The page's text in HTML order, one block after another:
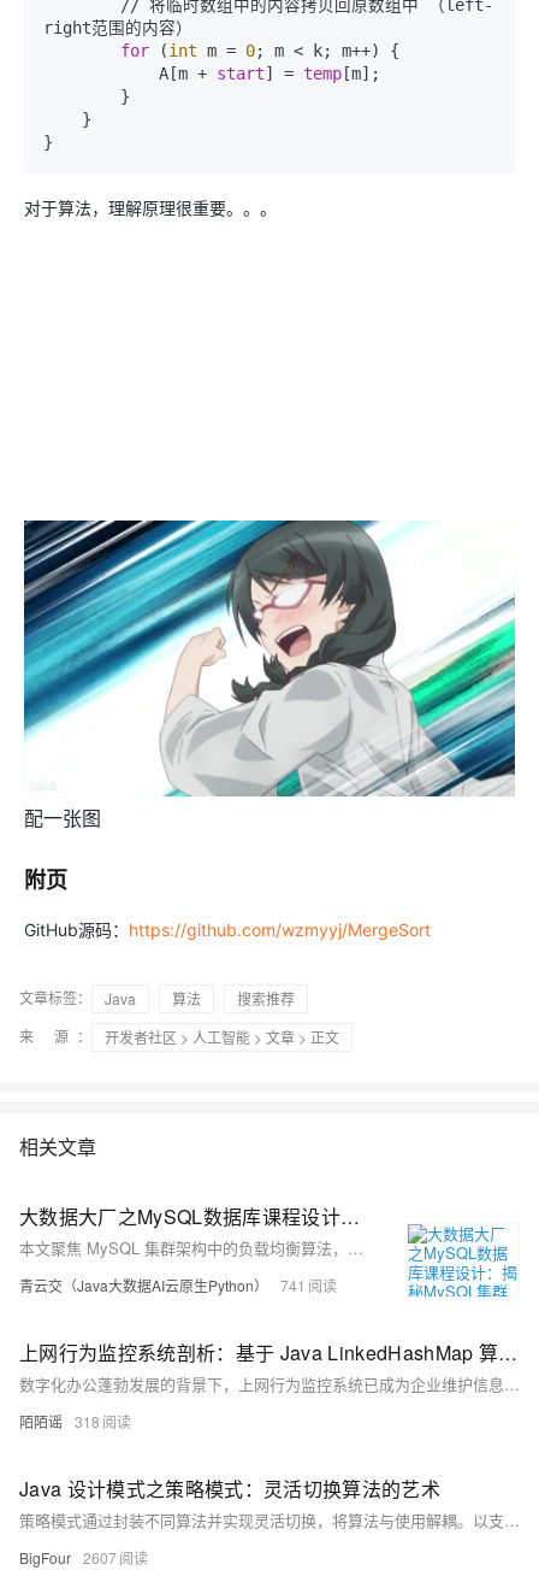
right范围的内容）
for (int m = 0; m < k; m++) {
            A[m +
start] = temp [m];
对于算法，理解原理很重要。。。
配一张图
附页
GitHub源码： https://github.com/wzmyyj/MergeSort
文章标签： Java 算法
搜索推荐
来 源：
开发者社区 > 人工智能 > 文章 > 正文
相关文章
大数据大厂之MySQL数据库课程设计：揭秘MySQL集群架构负载均衡核心算法：从理论到Java代码实战，让你的数据库性能飙升！
本文聚焦 MySQL 集群架构中的负载均衡算法，阐述其重要性。详细介绍轮询、加权轮询、最少连接、加权最少连接、随机、源地址哈希等常用算法，分析各自优缺点及适用场景。并提供 Java 语言代码实现示例，助力直观理解。文章结构清晰，语言通俗易懂，对理解和应用负载均衡算法具有实用价值和参考价值。
青云交（Java大数据AI云原生Python） 741
上网行为监控系统剖析：基于 Java LinkedHashMap 算法的时间序列追踪机制探究
数字化办公蓬勃发展的背景下，上网行为监控系统已成为企业维护信息安全、提升工作效能的关键手段。该系统需实时记录并深入分析员工的网络访问行为，如何高效存储和管理这些处于动态变化中的数据，便成为亟待解决的核心问题。Java 语言中的LinkedHashMap数据结构，凭借其独有的有序性特征以及可灵活配置的淘汰策略，为上网行为监控系统提供了一种兼顾性能与功能需求的数据管理方案。本文将对LinkedHashMap在上网行为监控系统中的应用原理、实现路径及其应用价值展开深入探究。
陌陌谣 318
Java 设计模式之策略模式：灵活切换算法的艺术
策略模式通过封装不同算法并实现灵活切换，将算法与使用解耦。以支付为例，微信、支付宝等支付方式作为独立策略，购物车根据选择调用对应支付逻辑，提升代码可维护性与扩展性，避免冗长条件判断，符合开闭原则。
BigFour 2607